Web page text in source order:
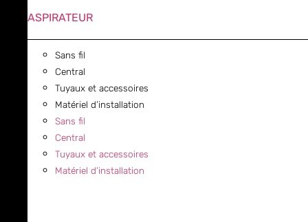
ASPIRATEUR
Sans fil
Central
Tuyaux et accessoires
Matériel d’installation
Sans fil
Central
Tuyaux et accessoires
Matériel d’installation